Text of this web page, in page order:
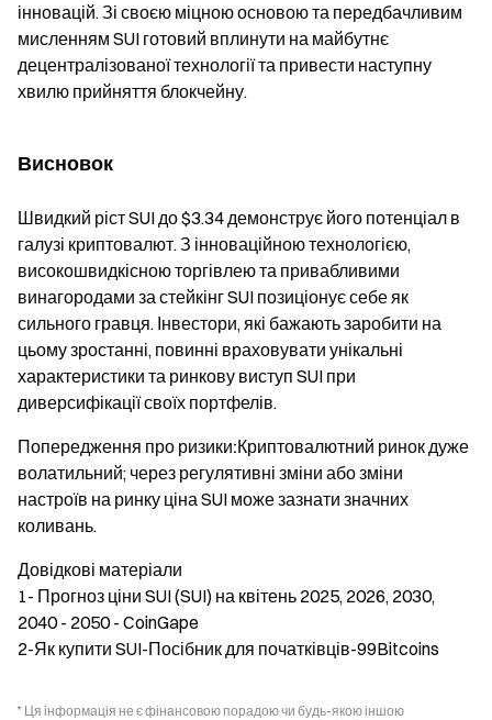
інновацій. Зі своєю міцною основою та передбачливим
мисленням SUI готовий вплинути на майбутнє
децентралізованої технології та привести наступну
хвилю прийняття блокчейну.
Висновок
Швидкий ріст SUI до $3.34 демонструє його потенціал в
галузі криптовалют. З інноваційною технологією,
високошвидкісною торгівлею та привабливими
винагородами за стейкінг SUI позиціонує себе як
сильного гравця. Інвестори, які бажають заробити на
цьому зростанні, повинні враховувати унікальні
характеристики та ринкову виступ SUI при
диверсифікації своїх портфелів.
Попередження про ризики:Криптовалютний ринок дуже
волатильний; через регулятивні зміни або зміни
настроїв на ринку ціна SUI може зазнати значних
коливань.
Довідкові матеріали
1- Прогноз ціни SUI (SUI) на квітень 2025, 2026, 2030,
2040 - 2050 - CoinGape
2-Як купити SUI-Посібник для початківців-99Bitcoins
* Ця інформація не є фінансовою порадою чи будь-якою іншою